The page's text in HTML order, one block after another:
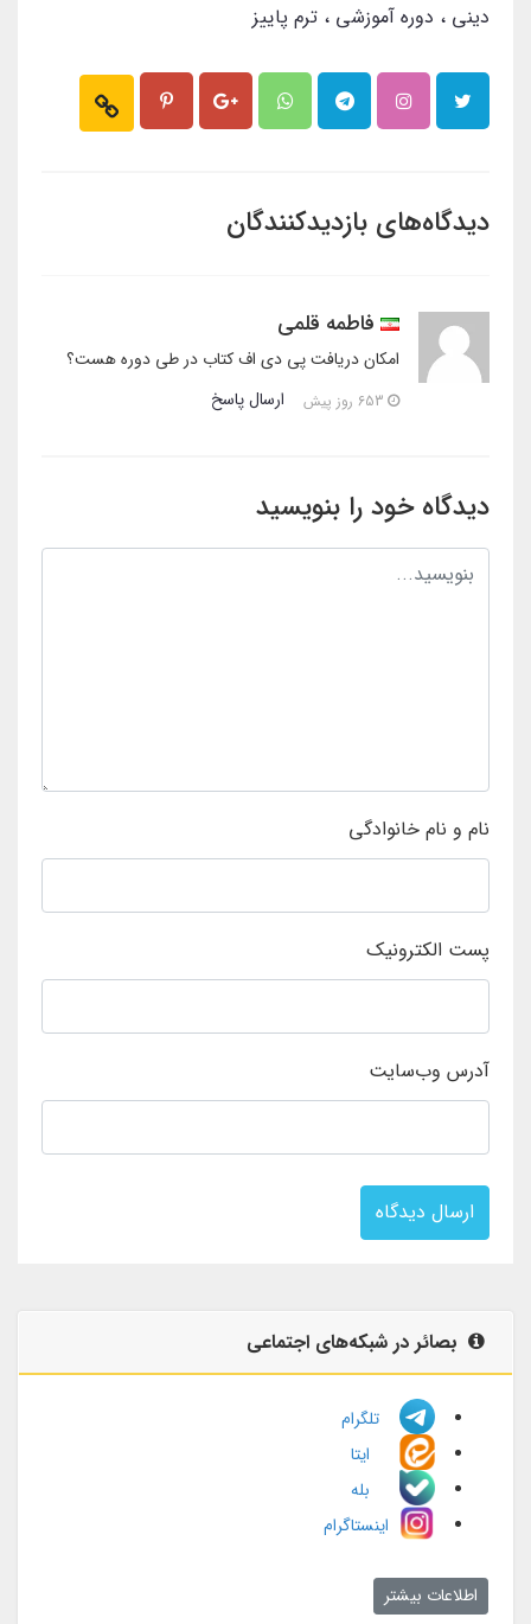
دینی دوره آموزشی ترم پاییز
دیدگاه‌های بازدیدکنندگان
فاطمه قلمی
امکان دریافت پی دی اف کتاب در طی دوره هست؟
ارسال پاسخ
دیدگاه خود را بنویسید
نام و نام خانوادگی
پست الکترونیک
آدرس وب‌سایت
ارسال دیدگاه
بصائر در شبکه‌های اجتماعی
تلگرام
ایتا
بله
اینستاگرام
اطلاعات بیشتر